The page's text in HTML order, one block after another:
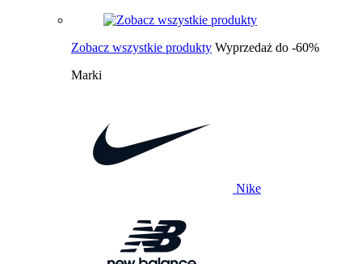
Zobacz wszystkie produkty Wyprzedaż do -60%
Marki
Nike